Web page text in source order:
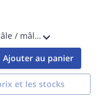
Cordon HDMI A mâle / mâle - FLEX - 15m - UHD 4K/60ips HDR 4:2:0- 10.2 gbps - gaine souple ultra flexible - une facilité d'installation et d'usage incomparables grâce à sa gaine ultra flexible - blindage renforcé - OR
Ajouter au panier
et les stocks